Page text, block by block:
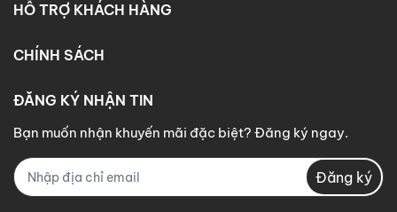
HỖ TRỢ KHÁCH HÀNG
CHÍNH SÁCH
ĐĂNG KÝ NHẬN TIN
Bạn muốn nhận khuyến mãi đặc biệt? Đăng ký ngay.
Đăng ký